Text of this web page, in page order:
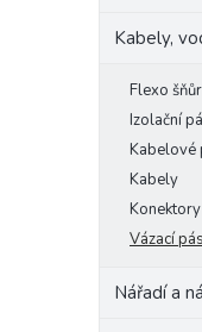
Kabely,
Flexo
Izolační
Kabelové
Kabely
Konektory
Vázací
Nářadí a